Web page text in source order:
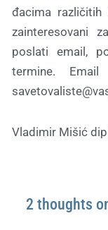
đacima
zainteresovani
poslati email,
termine.
Vladimir Mišić
2 thoughts